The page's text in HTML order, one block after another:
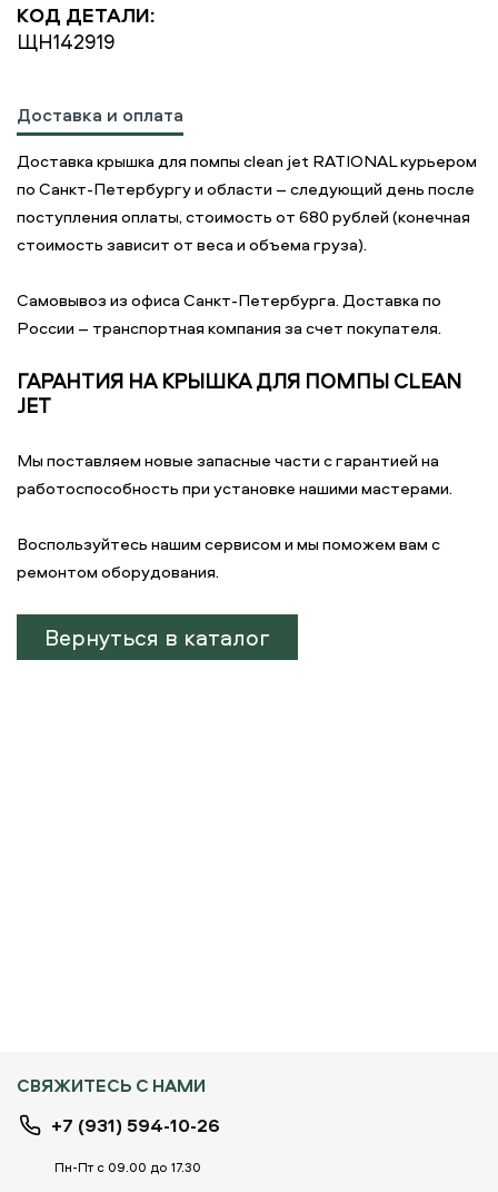
КОД ДЕТАЛИ:
ЩН142919
Доставка и оплата
Доставка крышка для помпы clean jet RATIONAL курьером
по Санкт-Петербургу и области – следующий день после
поступления оплаты, стоимость от 680 рублей (конечная
стоимость зависит от веса и объема груза).
Самовывоз из офиса Санкт-Петербурга. Доставка по
России – транспортная компания за счет покупателя.
ГАРАНТИЯ НА КРЫШКА ДЛЯ ПОМПЫ CLEAN
JET
Мы поставляем новые запасные части с гарантией на
работоспособность при установке нашими мастерами.
Воспользуйтесь нашим сервисом и мы поможем вам с
ремонтом оборудования.
Вернуться в каталог
СВЯЖИТЕСЬ С НАМИ
+7 (931) 594-10-26
Пн-Пт с 09.00 до 17.30